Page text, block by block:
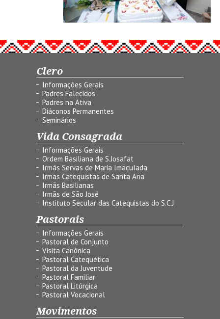
Clero
Informações Gerais
Padres Falecidos
Padres na Ativa
Diáconos Permanentes
Seminários
Vida Consagrada
Informações Gerais
Ordem Basiliana de S.Josafat
Irmãs Servas de Maria Imaculada
Irmãs Catequistas de Santa Ana
Irmãs Basilianas
Irmãs de São José
Instituto Secular das Catequistas do S.C.J
Pastorais
Informações Gerais
Pastoral de Conjunto
Visita Canônica
Pastoral Catequética
Pastoral da Juventude
Pastoral Familiar
Pastoral Litúrgica
Pastoral Vocacional
Movimentos